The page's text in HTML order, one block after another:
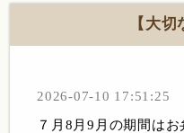
【大切
2026-07-10 17:51:25
７月8月9月の期間は